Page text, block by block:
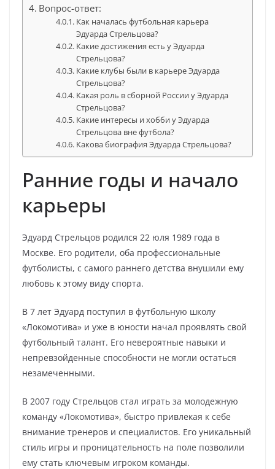
Вопрос-ответ:
Как началась футбольная карьера
Эдуарда Стрельцова?
Какие достижения есть у Эдуарда
Стрельцова?
Какие клубы были в карьере Эдуарда
Стрельцова?
Какая роль в сборной России у Эдуарда
Стрельцова?
Какие интересы и хобби у Эдуарда
Стрельцова вне футбола?
Какова биография Эдуарда Стрельцова?
Ранние годы и начало
карьеры
Эдуард Стрельцов родился 22 юля 1989 года в
Москве. Его родители, оба профессиональные
футболисты, с самого раннего детства внушили ему
любовь к этому виду спорта.
В 7 лет Эдуард поступил в футбольную школу
«Локомотива» и уже в юности начал проявлять свой
футбольный талант. Его невероятные навыки и
непревзойденные способности не могли остаться
незамеченными.
В 2007 году Стрельцов стал играть за молодежную
команду «Локомотива», быстро привлекая к себе
внимание тренеров и специалистов. Его уникальный
стиль игры и проницательность на поле позволили
ему стать ключевым игроком команды.